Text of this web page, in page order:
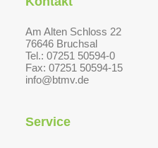
Am Alten Schloss 22
76646 Bruchsal
Tel.: 07251 50594-0
Fax: 07251 50594-15
info@btmv.de
Service